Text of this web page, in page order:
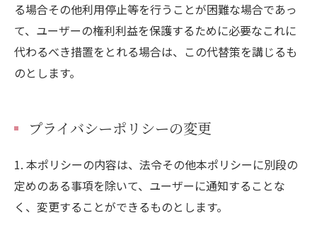
る場合その他利用停止等を行うことが困難な場合であっ
て、ユーザーの権利利益を保護するために必要なこれに
代わるべき措置をとれる場合は、この代替策を講じるも
のとします。
プライバシーポリシーの変更
1. 本ポリシーの内容は、法令その他本ポリシーに別段の
定めのある事項を除いて、ユーザーに通知することな
く、変更することができるものとします。